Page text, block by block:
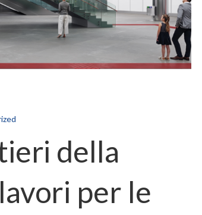
della
per le